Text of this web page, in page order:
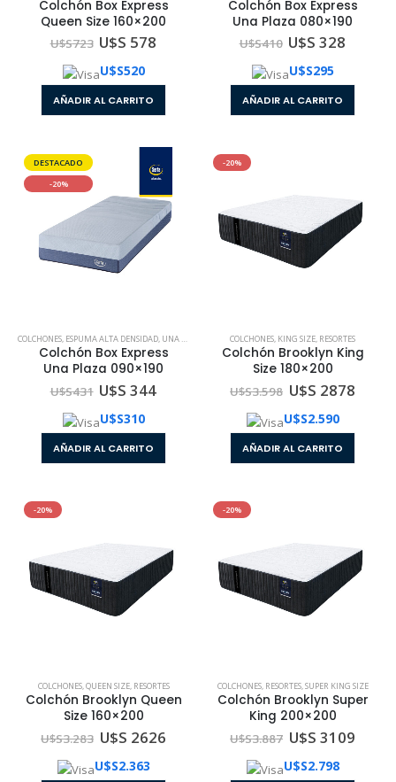
Colchón Box Express
Queen Size 160×200
U$S723 U$S 578
U$S520
AÑADIR AL CARRITO
Colchón Box Express
Una Plaza 080×190
U$S410 U$S 328
U$S295
AÑADIR AL CARRITO
DESTACADO
-20%
COLCHONES, ESPUMA ALTA DENSIDAD, UNA PLAZA
Colchón Box Express
Una Plaza 090×190
U$S431 U$S 344
U$S310
AÑADIR AL CARRITO
-20%
COLCHONES, KING SIZE, RESORTES
Colchón Brooklyn King
Size 180×200
U$S3.598 U$S 2878
U$S2.590
AÑADIR AL CARRITO
-20%
COLCHONES,QUEEN SIZE, RESORTES
Colchón Brooklyn Queen
Size 160×200
U$S3.283 U$S 2626
U$S2.363
-20%
COLCHONES, RESORTES,SUPER KING SIZE
Colchón Brooklyn Super
King 200×200
U$S3.887 U$S 3109
U$S2.798